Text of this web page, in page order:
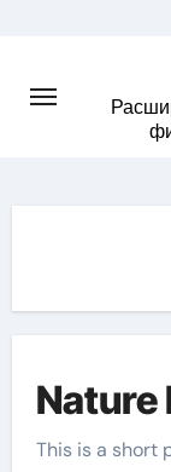
content
This is a short